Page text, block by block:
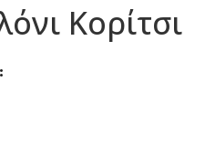
Κορίτσι